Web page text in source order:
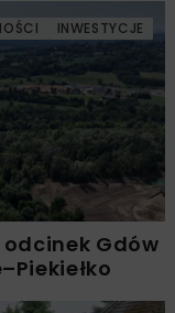
INWESTYCJE
odcinek Gdów